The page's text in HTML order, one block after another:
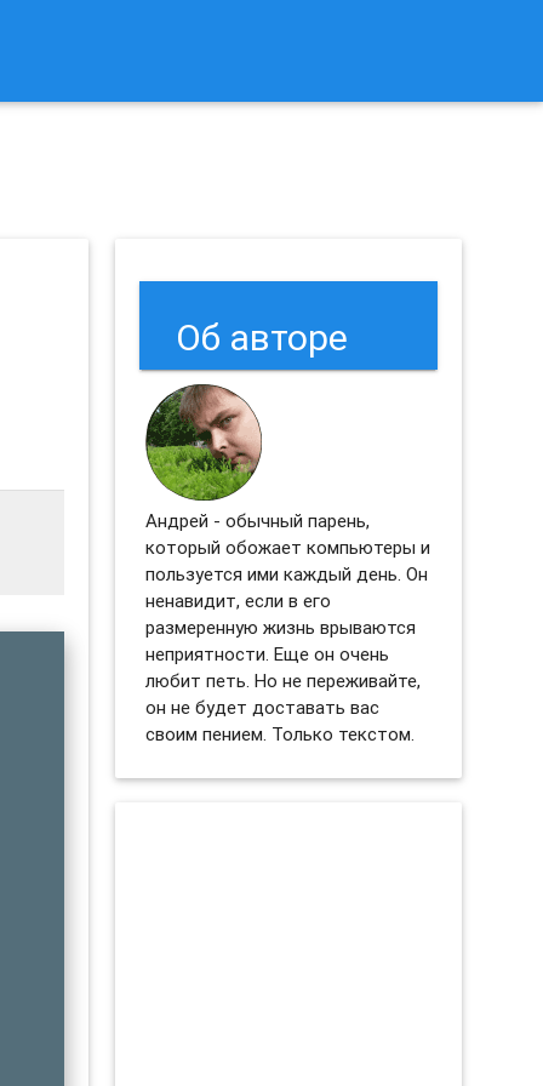
Об авторе
Андрей - обычный парень,
который обожает компьютеры и
пользуется ими каждый день. Он
ненавидит, если в его
размеренную жизнь врываются
неприятности. Еще он очень
любит петь. Но не переживайте,
он не будет доставать вас
своим пением. Только текстом.